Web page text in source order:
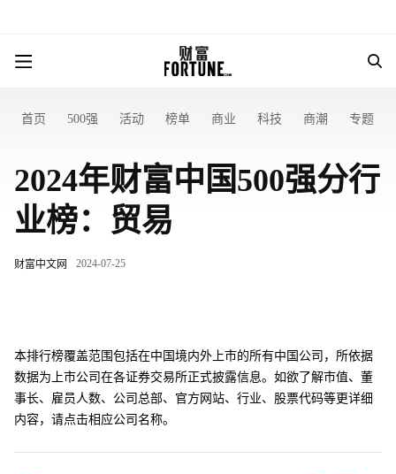
首页 500强 活动 榜单 商业 科技 商潮 专题
2024年财富中国500强分行
业榜：贸易
财富中文网 2024-07-25
本排行榜覆盖范围包括在中国境内外上市的所有中国公司，所依据
数据为上市公司在各证券交易所正式披露信息。如欲了解市值、董
事长、雇员人数、公司总部、官方网站、行业、股票代码等更详细
内容，请点击相应公司名称。